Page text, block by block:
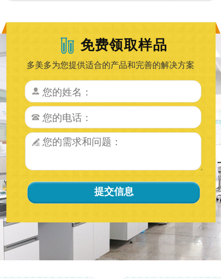
免费领取样品
多美多为您提供适合的产品和完善的解决方案